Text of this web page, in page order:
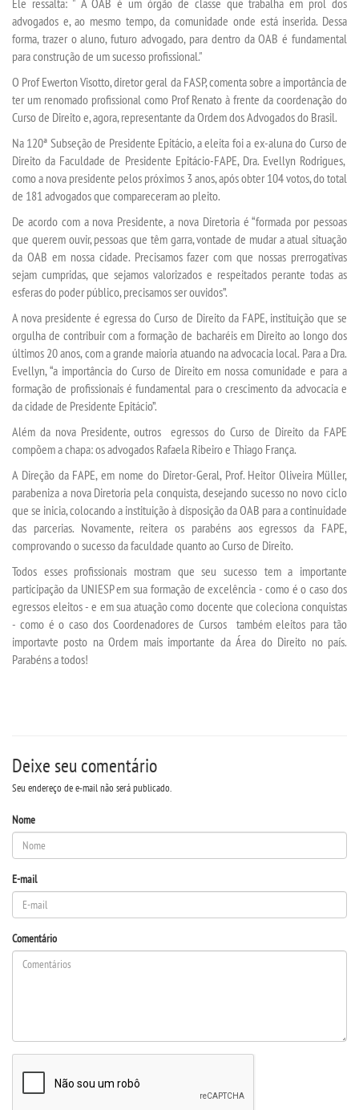
UNIESP
CONTATO
IMPRENSA
TRABALHE CONOSCO
advogados e, ao mesmo tempo, da comunidade onde está inserida. Dessa
forma, trazer o aluno, futuro advogado, para dentro da OAB é fundamental
para construção de um sucesso profissional."
O Prof Ewerton Visotto, diretor geral da FASP, comenta sobre a importância de
ter um renomado profissional como Prof Renato à frente da coordenação do
Curso de Direito e, agora, representante da Ordem dos Advogados do Brasil.
Na 120ª Subseção de Presidente Epitácio, a eleita foi a ex-aluna do Curso de
Direito da Faculdade de Presidente Epitácio-FAPE, Dra. Evellyn Rodrigues,
como a nova presidente pelos próximos 3 anos, após obter 104 votos, do total
de 181 advogados que compareceram ao pleito.
De acordo com a nova Presidente, a nova Diretoria é “formada por pessoas
que querem ouvir, pessoas que têm garra, vontade de mudar a atual situação
da OAB em nossa cidade. Precisamos fazer com que nossas prerrogativas
sejam cumpridas, que sejamos valorizados e respeitados perante todas as
esferas do poder público, precisamos ser ouvidos”.
A nova presidente é egressa do Curso de Direito da FAPE, instituição que se
orgulha de contribuir com a formação de bacharéis em Direito ao longo dos
últimos 20 anos, com a grande maioria atuando na advocacia local. Para a Dra.
Evellyn, “a importância do Curso de Direito em nossa comunidade e para a
formação de profissionais é fundamental para o crescimento da advocacia e
da cidade de Presidente Epitácio”.
Além da nova Presidente, outros egressos do Curso de Direito da FAPE
compõem a chapa: os advogados Rafaela Ribeiro e Thiago França.
A Direção da FAPE, em nome do Diretor-Geral, Prof. Heitor Oliveira Müller,
parabeniza a nova Diretoria pela conquista, desejando sucesso no novo ciclo
que se inicia, colocando a instituição à disposição da OAB para a continuidade
das parcerias. Novamente, reitera os parabéns aos egressos da FAPE,
comprovando o sucesso da faculdade quanto ao Curso de Direito.
Todos esses profissionais mostram que seu sucesso tem a importante
participação da UNIESP em sua formação de excelência - como é o caso dos
egressos eleitos - e em sua atuação como docente que coleciona conquistas
- como é o caso dos Coordenadores de Cursos também eleitos para tão
importavte posto na Ordem mais importante da Área do Direito no país.
Parabéns a todos!
Deixe seu comentário
Seu endereço de e-mail não será publicado.
Nome
E-mail
Comentário